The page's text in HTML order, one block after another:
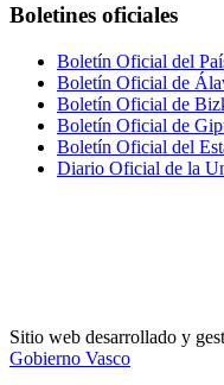
Boletines oficiales
Boletín Oficial del
Boletín Oficial de
Boletín Oficial de
Boletín Oficial de
Boletín Oficial del
Diario Oficial de la
Sitio web desarrollado y
Gobierno Vasco